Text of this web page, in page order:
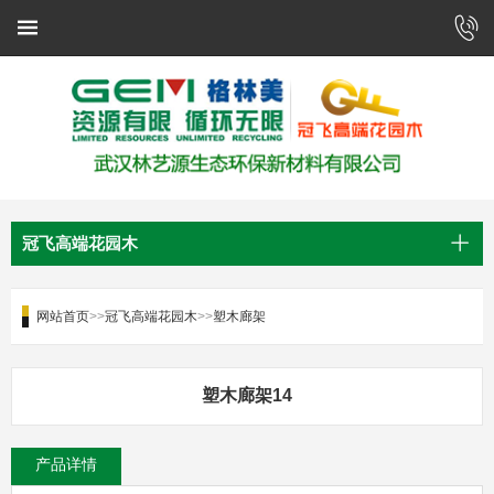
冠飞高端花园木
网站首页>>冠飞高端花园木>>塑木廊架
塑木廊架14
产品详情